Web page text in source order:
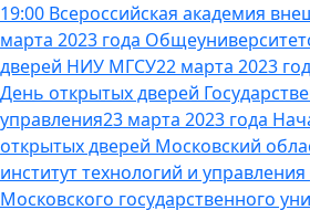
19:00 Всероссийская академия
марта 2023 года
дверей НИУ МГСУ22 марта 2023
День открытых дверей
управления23 марта 2023 года
открытых дверей Московский
институт технологий и
Московского государственного